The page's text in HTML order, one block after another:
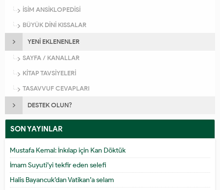
İSİM ANSİKLOPEDİSİ
BÜYÜK DİNİ KISSALAR
YENİ EKLENENLER
SAYFA / KANALLAR
KİTAP TAVSİYELERİ
TASAVVUF CEVAPLARI
DESTEK OLUN?
SON YAYINLAR
Mustafa Kemal: İnkılap için Kan Döktük
İmam Suyuti’yi tekfir eden selefi
Halis Bayancuk’dan Vatikan’a selam